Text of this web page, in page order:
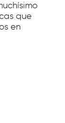
que
en